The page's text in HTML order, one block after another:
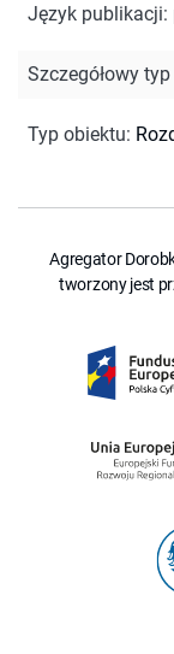
Język publikacji:
Szczegółowy
Typ obiektu:
Agregator
tworzony jest